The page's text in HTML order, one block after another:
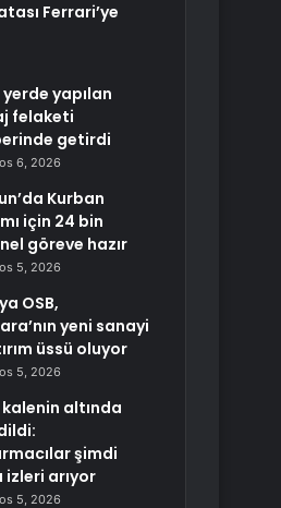
Ferrari’ye
yerde yapılan
felaketi
getirdi
6, 2026
Kurban
için 24 bin
göreve hazır
5, 2026
OSB,
yeni sanayi
üssü oluyor
5, 2026
altında
şimdi
izleri arıyor
5, 2026